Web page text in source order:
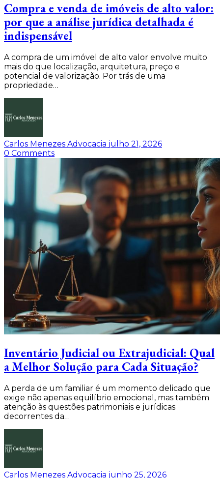
Compra e venda de imóveis de alto valor:
por que a análise jurídica detalhada é
indispensável
A compra de um imóvel de alto valor envolve muito
mais do que localização, arquitetura, preço e
potencial de valorização. Por trás de uma
propriedade…
Carlos Menezes Advocacia julho 21, 2026
0 Comments
Inventário Judicial ou Extrajudicial: Qual
a Melhor Solução para Cada Situação?
A perda de um familiar é um momento delicado que
exige não apenas equilíbrio emocional, mas também
atenção às questões patrimoniais e jurídicas
decorrentes da…
Carlos Menezes Advocacia junho 25, 2026